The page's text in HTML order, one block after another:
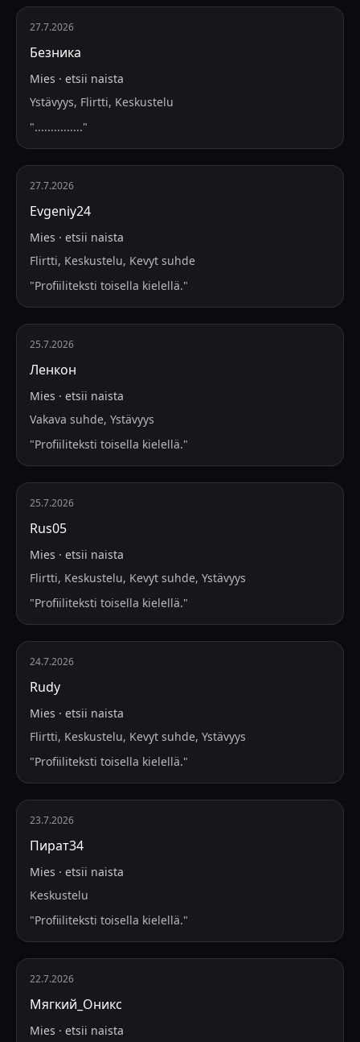
27.7.2026
Безника
Mies · etsii naista
Ystävyys, Flirtti, Keskustelu
"..............."
27.7.2026
Evgeniy24
Mies · etsii naista
Flirtti, Keskustelu, Kevyt suhde
"Profiiliteksti toisella kielellä."
25.7.2026
Ленкон
Mies · etsii naista
Vakava suhde, Ystävyys
"Profiiliteksti toisella kielellä."
25.7.2026
Rus05
Mies · etsii naista
Flirtti, Keskustelu, Kevyt suhde, Ystävyys
"Profiiliteksti toisella kielellä."
24.7.2026
Rudy
Mies · etsii naista
Flirtti, Keskustelu, Kevyt suhde, Ystävyys
"Profiiliteksti toisella kielellä."
23.7.2026
Пират34
Mies · etsii naista
Keskustelu
"Profiiliteksti toisella kielellä."
22.7.2026
Мягкий_Оникс
Mies · etsii naista